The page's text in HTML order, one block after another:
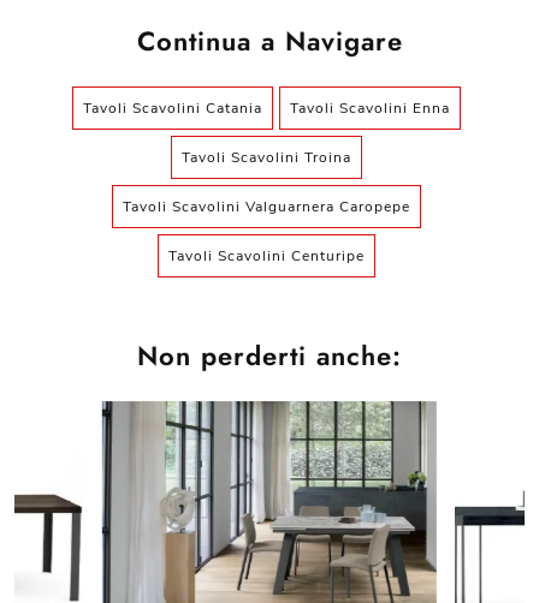
Continua a Navigare
Tavoli Scavolini Catania Tavoli Scavolini Enna
Tavoli Scavolini Troina
Tavoli Scavolini Valguarnera Caropepe
Tavoli Scavolini Centuripe
Non perderti anche: